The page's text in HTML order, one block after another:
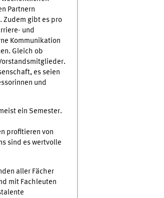
Partnern
Zudem gibt es pro
und
Kommunikation
Gleich ob
es seien
und
ein Semester.
profitieren von
sind es wertvolle
aller Fächer
mit Fachleuten